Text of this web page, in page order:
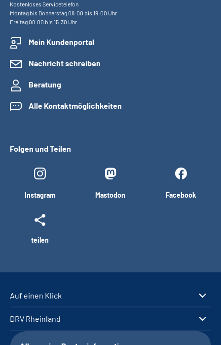
Kostenloses Servicetelefon
Montag bis Donnerstag 08:00 bis 19:00 Uhr
Freitag 08:00 bis 15:30 Uhr
Mein Kundenportal
Nachricht schreiben
Beratung
Alle Kontaktmöglichkeiten
Folgen und Teilen
Instagram Mastodon Facebook
teilen
Auf einen Klick
DRV Rheinland